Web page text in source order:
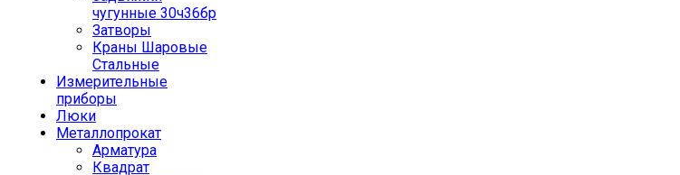
чугунные 30ч36бр
Затворы
Краны Шаровые
Стальные
Измерительные
приборы
Люки
Металлопрокат
Арматура
Квадрат